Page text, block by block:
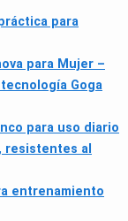
para
para Mujer –
Goga
para uso diario
resistentes al
entrenamiento